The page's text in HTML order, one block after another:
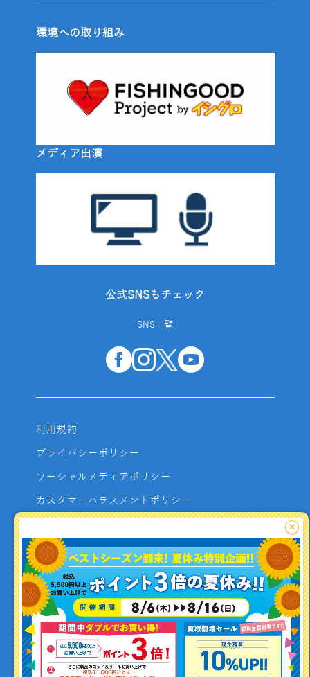
釣り情報を
投稿する
環境への取り組み
メディア出演
公式SNSもチェック
SNS一覧
利用規約
プライバシーポリシー
ソーシャルメディアポリシー
カスタマーハラスメントポリシー
よくあるご質問
お問い合わせ
利用者資金の保全方法
×